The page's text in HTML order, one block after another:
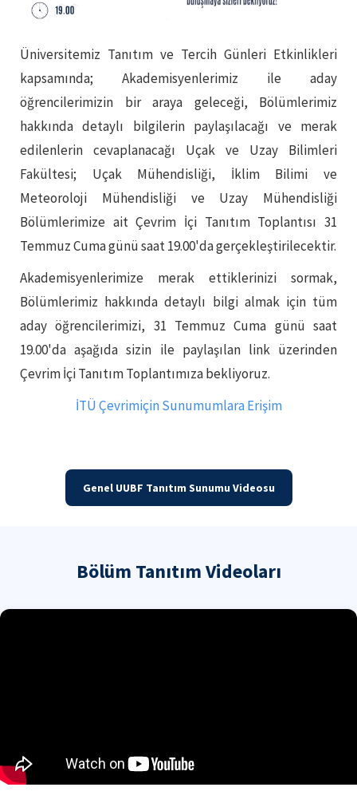
Üniversitemiz Tanıtım ve Tercih Günleri Etkinlikleri
kapsamında; Akademisyenlerimiz ile aday
öğrencilerimizin bir araya geleceği, Bölümlerimiz
hakkında detaylı bilgilerin paylaşılacağı ve merak
edilenlerin cevaplanacağı Uçak ve Uzay Bilimleri
Fakültesi; Uçak Mühendisliği, İklim Bilimi ve
Meteoroloji Mühendisliği ve Uzay Mühendisliği
Bölümlerimize ait Çevrim İçi Tanıtım Toplantısı 31
Temmuz Cuma günü saat 19.00'da gerçekleştirilecektir.
Akademisyenlerimize merak ettiklerinizi sormak,
Bölümlerimiz hakkında detaylı bilgi almak için tüm
aday öğrencilerimizi, 31 Temmuz Cuma günü saat
19.00'da aşağıda sizin ile paylaşılan link üzerinden
Çevrim İçi Tanıtım Toplantımıza bekliyoruz.
İTÜ Çevrimiçin Sunumumlara Erişim
Genel UUBF Tanıtım Sunumu Videosu
Bölüm Tanıtım Videoları